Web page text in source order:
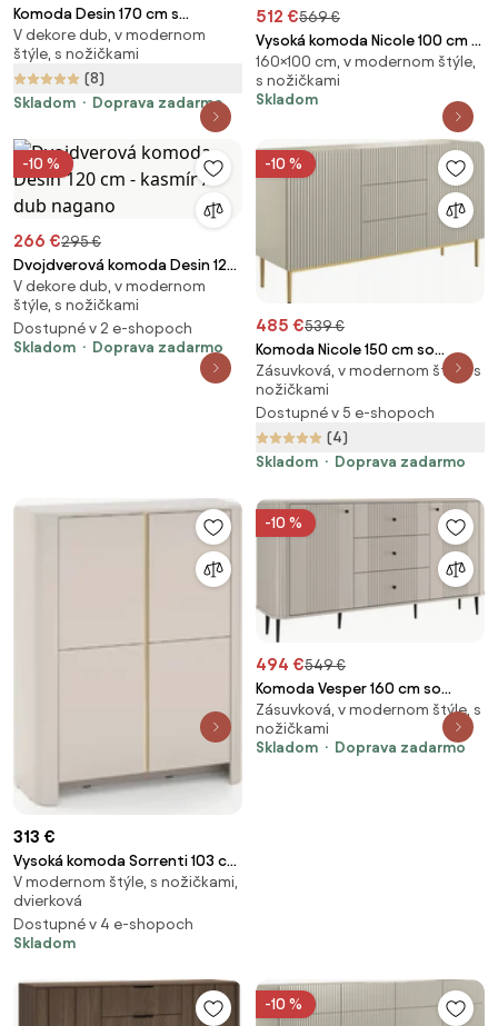
Komoda Desin 170 cm s
kovovými nohami - kašmír / dub
nagano
V dekore dub, v modernom
štýle, s nožičkami
(8)
Skladom
Doprava zadarmo
512 €569 €
Vysoká komoda Nicole 100 cm s
dvoma dverami a ryhovaným
čelom - kasmír / zlaté nohy
160×100 cm, v modernom štýle,
s nožičkami
Skladom
-10 %
266 €295 €
Dvojdverová komoda Desin 120
cm - kasmír / dub nagano
V dekore dub, v modernom
štýle, s nožičkami
Dostupné v 2 e-shopoch
Skladom
Doprava zadarmo
-10 %
485 €539 €
Komoda Nicole 150 cm so
zásuvkami a ryhovaným čelom -
kasmír / zlaté nožičky
Zásuvková, v modernom štýle, s
nožičkami
Dostupné v 5 e-shopoch
(4)
Skladom
Doprava zadarmo
313 €
Vysoká komoda Sorrenti 103 cm
- kašmírová / zlatá
V modernom štýle, s nožičkami,
dvierková
Dostupné v 4 e-shopoch
Skladom
-10 %
494 €549 €
Komoda Vesper 160 cm so
zásuvkami na nožičkách -
kašmír / čierne nohy
Zásuvková, v modernom štýle, s
nožičkami
Skladom
Doprava zadarmo
-10 %